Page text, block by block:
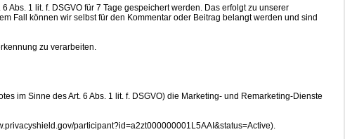
1 lit. f. DSGVO für 7 Tage gespeichert werden. Das erfolgt zu unserer
Fall können wir selbst für den Kommentar oder Beitrag belangt werden und sind
zu verarbeiten.
im Sinne des Art. 6 Abs. 1 lit. f. DSGVO) die Marketing- und Remarketing-Dienste
participant?id=a2zt000000001L5AAI&status=Active).